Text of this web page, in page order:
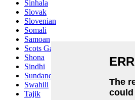
Sinhala
Slovak
Slovenian
Somali
Samoan
Scots Gaelic
Shona
Sindhi
Sundanese
Swahili
Tajik